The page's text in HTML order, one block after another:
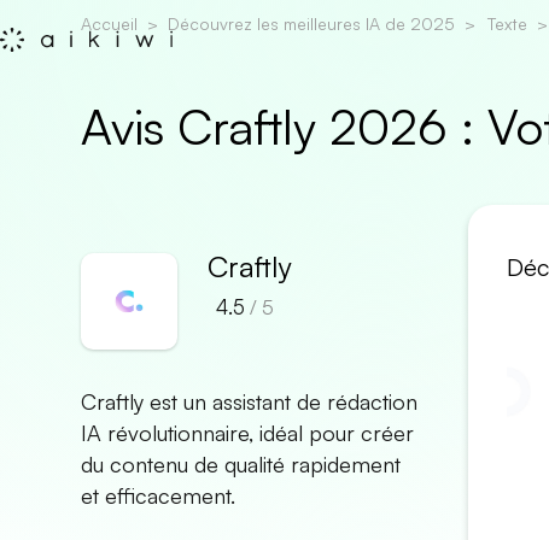
Accueil Découvrez les meilleures IA de 2025 Texte
Avis Craftly 2026 :
Craftly
4.5 / 5
Craftly est un assistant de rédaction
IA révolutionnaire, idéal pour créer
du contenu de qualité rapidement
et efficacement.